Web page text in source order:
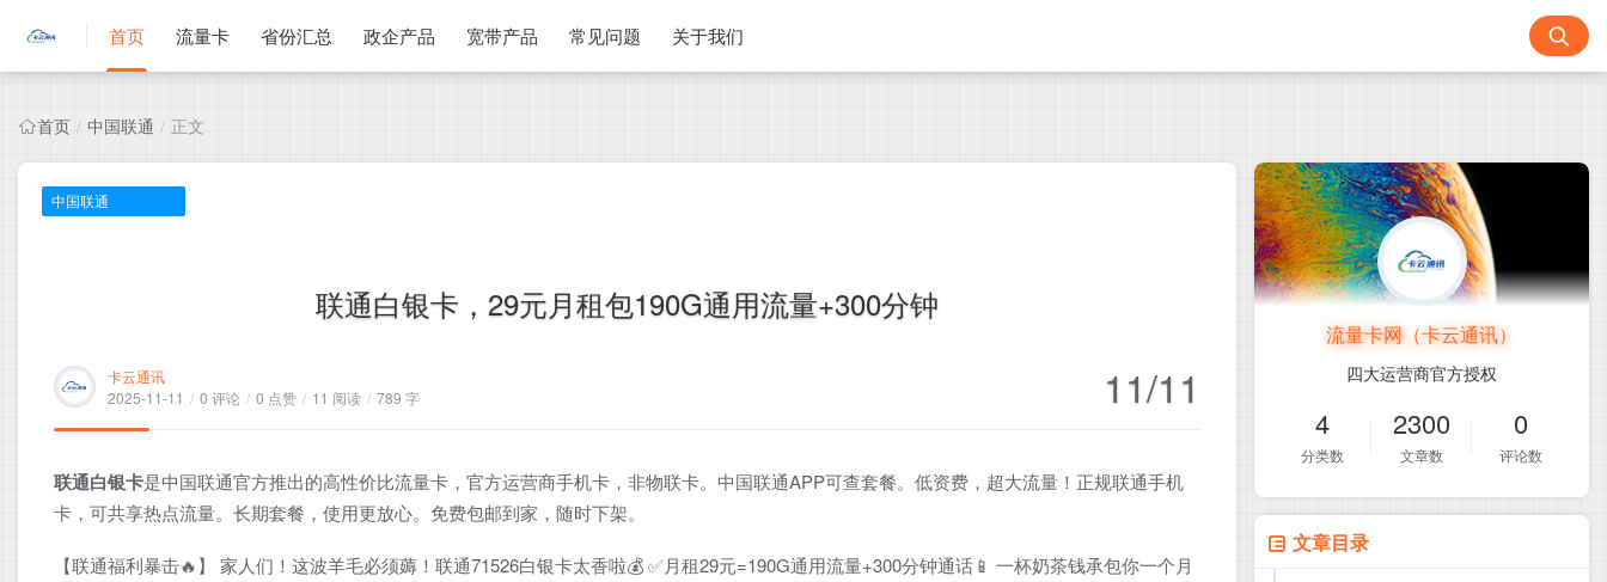
首页 流量卡 省份汇总 政企产品 宽带产品 常见问题 关于我们
首页 / 中国联通 / 正文
中国联通
联通白银卡，29元月租包190G通用流量+300分钟
卡云通讯
2025-11-11 / 0 评论 / 0 点赞 / 11 阅读 / 789 字 11/11
联通白银卡是中国联通官方推出的高性价比流量卡，官方运营商手机卡，非物联卡。中国联通APP可查套餐。低资费，超大流量！正规联通手机
卡，可共享热点流量。长期套餐，使用更放心。免费包邮到家，随时下架。
【联通福利暴击🔥】 家人们！这波羊毛必须薅！联通71526白银卡太香啦💰 ✅月租29元=190G通用流量+300分钟通话📱 一杯奶茶钱承包你一个月
流量卡网（卡云通讯）
四大运营商官方授权
4
分类数
2300
文章数
0
评论数
文章目录